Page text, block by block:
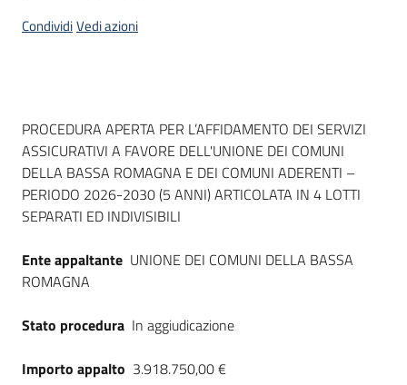
CondividiVedi azioni
Dati del bando
PROCEDURA APERTA PER L’AFFIDAMENTO DEI SERVIZI
ASSICURATIVI A FAVORE DELL'UNIONE DEI COMUNI
DELLA BASSA ROMAGNA E DEI COMUNI ADERENTI –
PERIODO 2026-2030 (5 ANNI) ARTICOLATA IN 4 LOTTI
SEPARATI ED INDIVISIBILI
Ente appaltante UNIONE DEI COMUNI DELLA BASSA
ROMAGNA
Stato procedura In aggiudicazione
Importo appalto 3.918.750,00 €